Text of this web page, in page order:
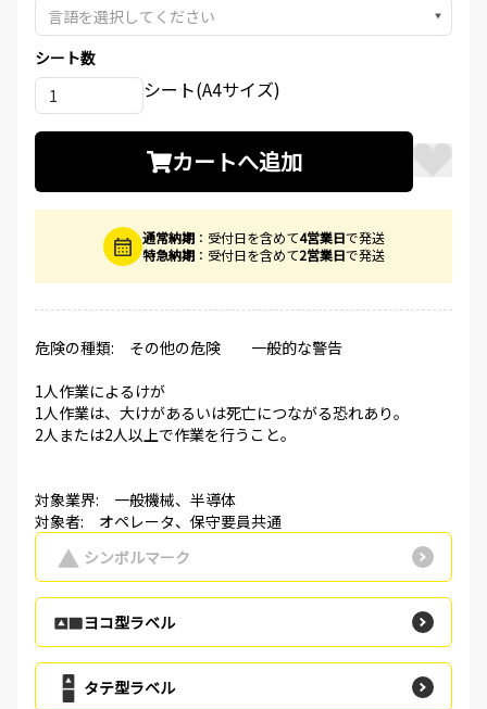
▼
シート数
シート(A4サイズ)
カートへ追加
通常納期：受付日を含めて4営業日で発送
特急納期：受付日を含めて2営業日で発送
危険の種類: その他の危険 一般的な警告
1人作業によるけが
1人作業は、大けがあるいは死亡につながる恐れあり。
2人または2人以上で作業を行うこと。
対象業界: 一般機械、半導体
対象者: オペレータ、保守要員共通
シンボルマーク
ヨコ型ラベル
タテ型ラベル